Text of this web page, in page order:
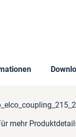
mehr